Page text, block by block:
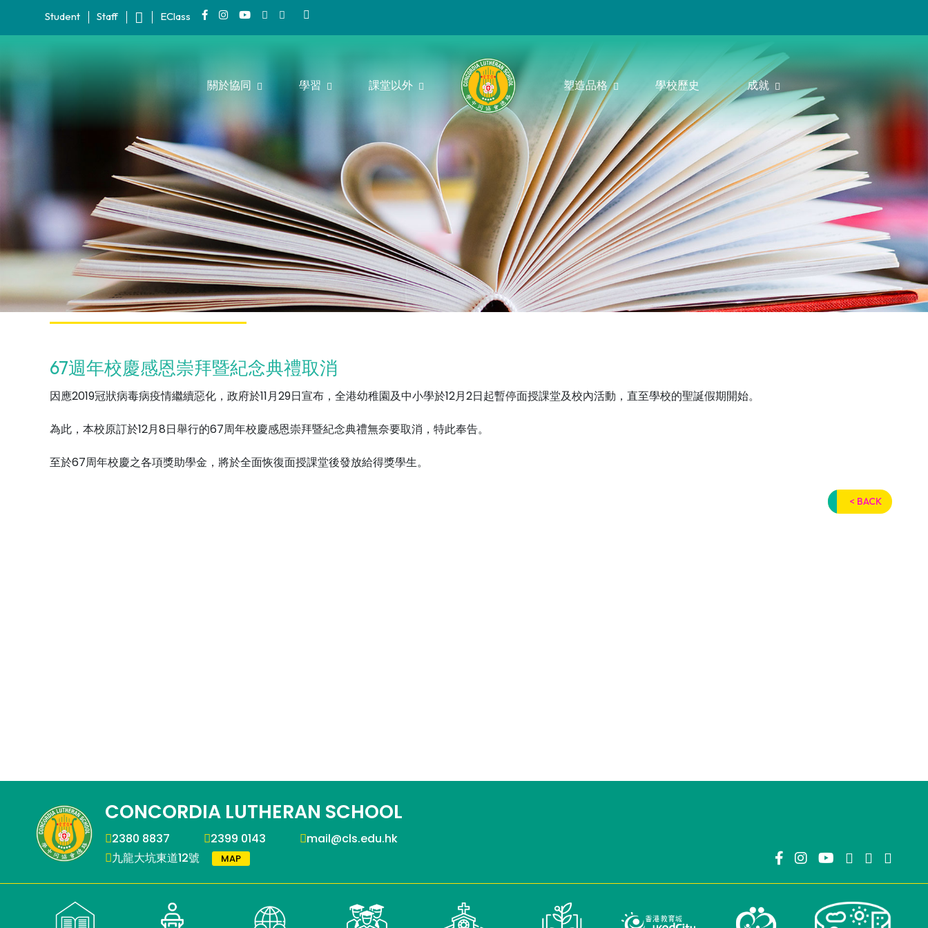
Student Staff EClass
關於協同 學習 課堂以外 塑造品格 學校歷史 成就
67週年校慶感恩崇拜暨紀念典禮取消
因應2019冠狀病毒病疫情繼續惡化，政府於11月29日宣布，全港幼稚園及中小學於12月2日起暫停面授課堂及校內活動，直至學校的聖誕假期開始。
為此，本校原訂於12月8日舉行的67周年校慶感恩崇拜暨紀念典禮無奈要取消，特此奉告。
至於67周年校慶之各項獎助學金，將於全面恢復面授課堂後發放給得獎學生。
< BACK
CONCORDIA LUTHERAN SCHOOL
2380 8837 2399 0143
mail@cls.edu.hk
九龍大坑東道12號
MAP